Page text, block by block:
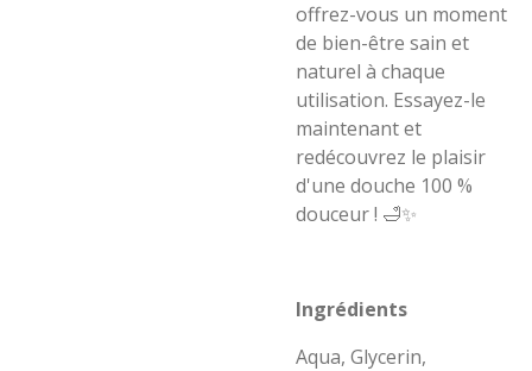
offrez-vous un moment
de bien-être sain et
naturel à chaque
utilisation. Essayez-le
maintenant et
redécouvrez le plaisir
d'une douche 100 %
douceur ! 🛁✨
Ingrédients
Aqua, Glycerin,